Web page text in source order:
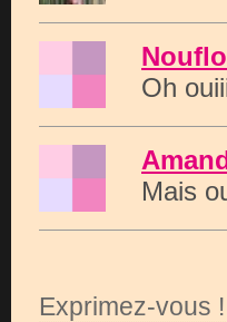
Oh
Mais
Exprimez-vous !